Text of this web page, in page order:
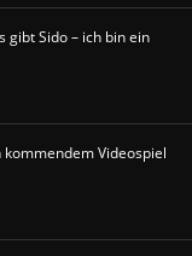
gibt Sido – ich bin ein
Videospiel